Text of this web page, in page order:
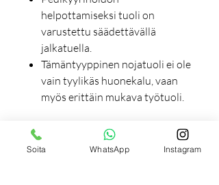
helpottamiseksi tuoli on
varustettu säädettävällä
jalkatuella.
Tämäntyyppinen nojatuoli ei ole
vain tyylikäs huonekalu, vaan
myös erittäin mukava työtuoli.
Toimitus:
Soita WhatsApp Instagram